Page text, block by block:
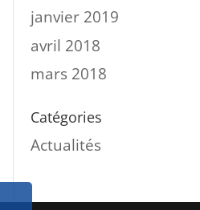
janvier 2019
avril 2018
mars 2018
Catégories
Actualités